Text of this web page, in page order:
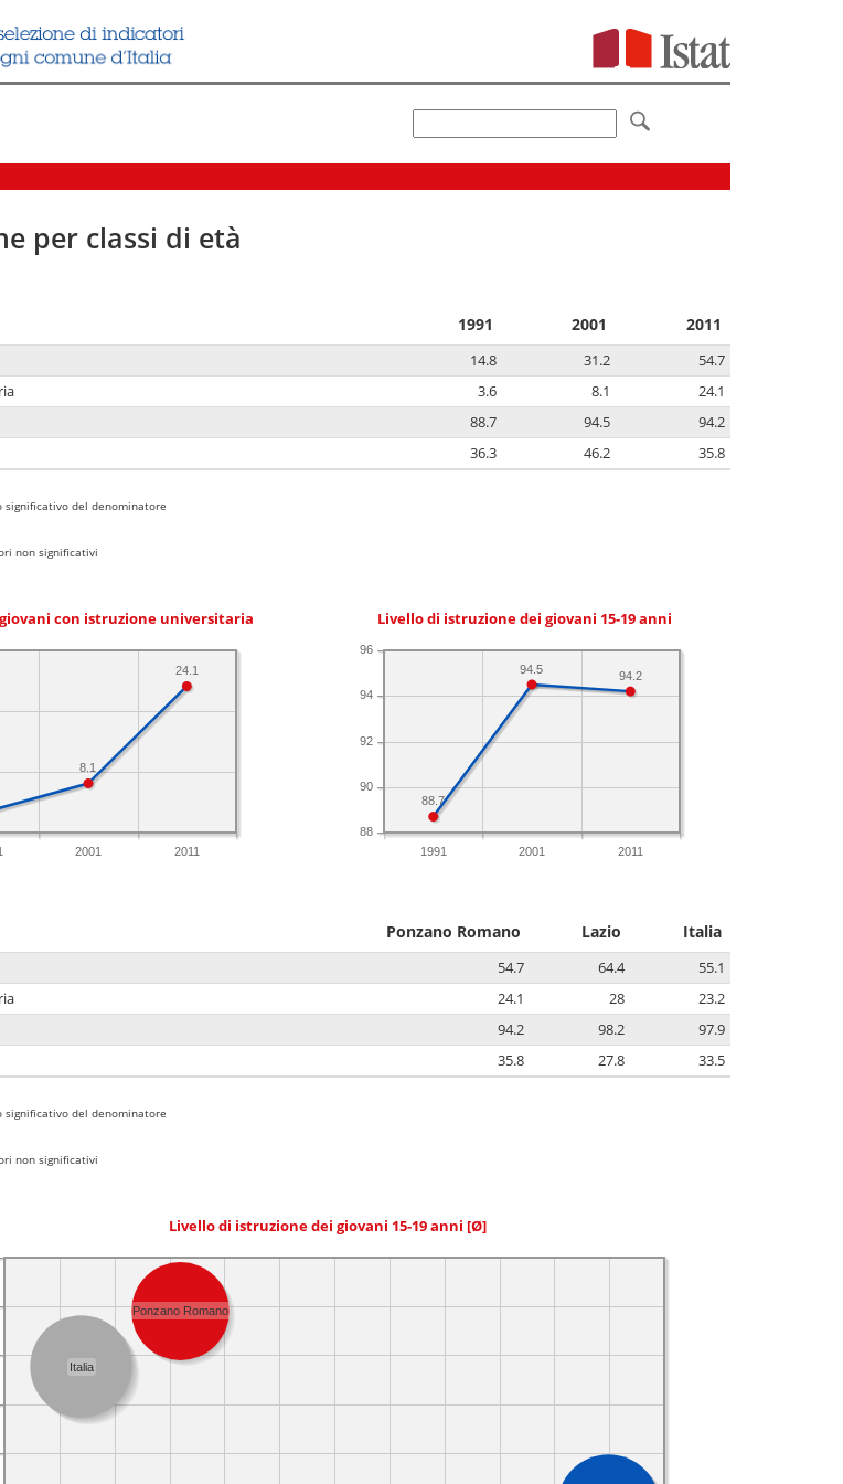
per classi di età
1991 2001 2011
14.8 31.2
54.7
3.6 8.1
24.1
88.7 94.5
94.2
36.3 46.2 35.8
del denominatore
non significativi
con istruzione universitaria
2001 2011
24.1
8.1
Livello di istruzione dei giovani 15-19 anni
1991 2001 2011
88
90
92
94
96
94.2
94.5
88.7
Ponzano Romano Lazio Italia
54.7 64.4
55.1
24.1 28
23.2
94.2 98.2
97.9
35.8 27.8 33.5
del denominatore
non significativi
Livello di istruzione dei giovani 15-19 anni [Ø]
Italia
Ponzano Romano